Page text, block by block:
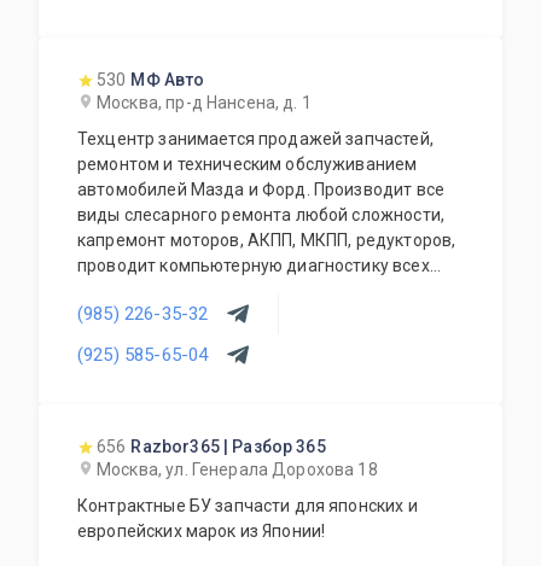
530 МФ Авто
Москва, пр-д Нансена, д. 1
Техцентр занимается продажей запчастей,
ремонтом и техническим обслуживанием
автомобилей Мазда и Форд. Производит все
виды слесарного ремонта любой сложности,
капремонт моторов, АКПП, МКПП, редукторов,
проводит компьютерную диагностику всех
инжекторов, заправку кондиционеров,
шиномонтаж, сход-развал, замена стекол,
установка парктроников и т.д. Также есть
магазин автозапчастей.
(985) 226-35-32
(925) 585-65-04
656 Razbor365 | Разбор 365
Москва, ул. Генерала Дорохова 18
Контрактные БУ запчасти для японских и
европейских марок из Японии!